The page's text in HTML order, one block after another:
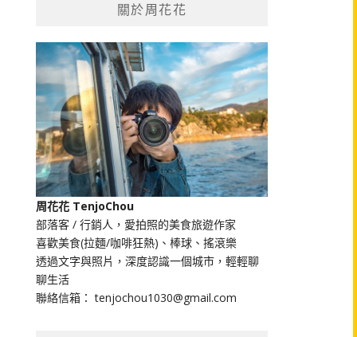
關於周花花
周花花 TenjoChou
部落客 / 行銷人，愛拍照的美食旅遊作家
喜歡美食(拉麵/咖啡狂熱)、棒球、搖滾樂
透過文字與照片，深度認識一個城市，輕輕聊
聊生活
聯絡信箱： tenjochou1030@gmail.com